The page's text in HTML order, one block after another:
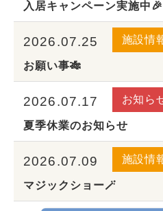
入居キャンペーン実施中🎉
2026.07.25 施設情
お願い事🎋
2026.07.17 お知ら
夏季休業のお知らせ
2026.07.09 施設情
マジックショー🪄